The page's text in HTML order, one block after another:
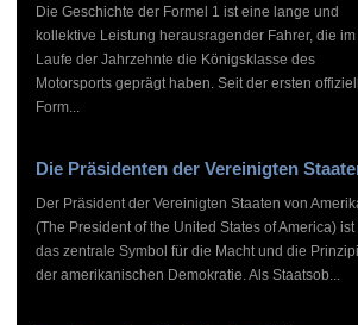
Die Geschichte der Formel 1 ist eine lange und
kollektive Leistung herausragender Fahrer, die im
Laufe der Jahrzehnte die Königsklasse des
Motorsports geprägt haben. Seit der ersten
Form...
Die Präsidenten der Vereinigten
Der Präsident der Vereinigten Staaten von
(The President of the United States of America) ist
das zentrale Symbol für die Macht und die
der amerikanischen Demokratie. Als Staatsob...